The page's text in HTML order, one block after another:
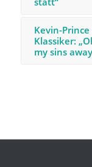
Kevin-
Klassiker:
my sins